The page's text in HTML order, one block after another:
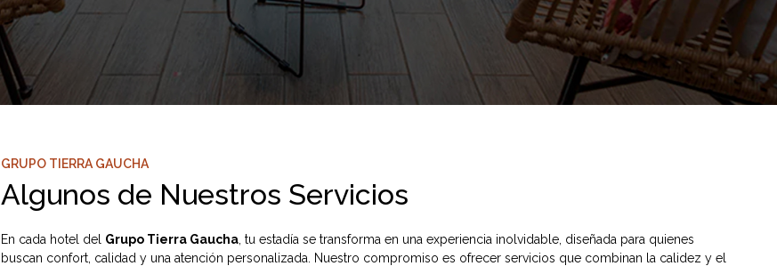
GRUPO TIERRA GAUCHA
Algunos de Nuestros Servicios
En cada hotel del Grupo Tierra Gaucha , tu estadía se transforma en una experiencia inolvidable, diseñada para quienes
buscan confort, calidad y una atención personalizada. Nuestro compromiso es ofrecer servicios que combinan la calidez y el